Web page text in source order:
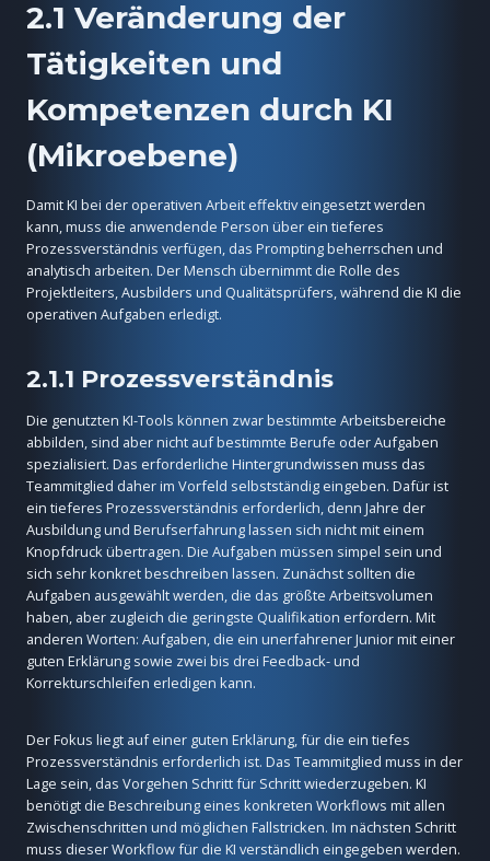
2.1 Veränderung der
Tätigkeiten und
Kompetenzen durch KI
(Mikroebene)
Damit KI bei der operativen Arbeit effektiv eingesetzt werden
kann, muss die anwendende Person über ein tieferes
Prozessverständnis verfügen, das Prompting beherrschen und
analytisch arbeiten. Der Mensch übernimmt die Rolle des
Projektleiters, Ausbilders und Qualitätsprüfers, während die KI die
operativen Aufgaben erledigt.
2.1.1 Prozessverständnis
Die genutzten KI-Tools können zwar bestimmte Arbeitsbereiche
abbilden, sind aber nicht auf bestimmte Berufe oder Aufgaben
spezialisiert. Das erforderliche Hintergrundwissen muss das
Teammitglied daher im Vorfeld selbstständig eingeben. Dafür ist
ein tieferes Prozessverständnis erforderlich, denn Jahre der
Ausbildung und Berufserfahrung lassen sich nicht mit einem
Knopfdruck übertragen. Die Aufgaben müssen simpel sein und
sich sehr konkret beschreiben lassen. Zunächst sollten die
Aufgaben ausgewählt werden, die das größte Arbeitsvolumen
haben, aber zugleich die geringste Qualifikation erfordern. Mit
anderen Worten: Aufgaben, die ein unerfahrener Junior mit einer
guten Erklärung sowie zwei bis drei Feedback- und
Korrekturschleifen erledigen kann.
Der Fokus liegt auf einer guten Erklärung, für die ein tiefes
Prozessverständnis erforderlich ist. Das Teammitglied muss in der
Lage sein, das Vorgehen Schritt für Schritt wiederzugeben. KI
benötigt die Beschreibung eines konkreten Workflows mit allen
Zwischenschritten und möglichen Fallstricken. Im nächsten Schritt
muss dieser Workflow für die KI verständlich eingegeben werden.